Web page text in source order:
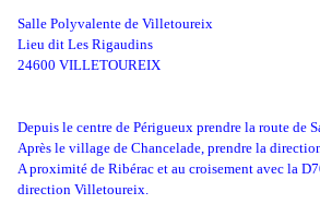
Salle Polyvalente de Villetoureix
Lieu dit Les Rigaudins
24600 VILLETOUREIX
Depuis le centre de Périgueux prendre la route de
Après le village de Chancelade, prendre la
A proximité de Ribérac et au croisement avec la
direction Villetoureix.